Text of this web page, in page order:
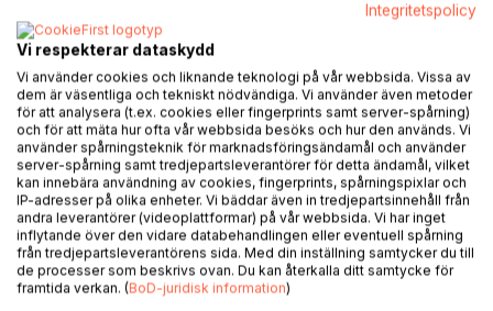
KARUSELL er og gjennomsyra av ein ellevill fantasi og
humor om oss menneskje på godt og vondt. Her finn du
ungkarsferie og bryllaup som går i knas, rike bobledamer
med problem med sjamanar og mykje anna galskap. Men
og om godhug mellom folk og naturen.
KARUSELL tek deg og med til mørkaste sidene ved
menneskja som terror og krig i dag; som Russlands
pågåande krig mot Ukraina. Men du finn samhald og lys i
diktet, skrive etter Utøya i 2011. Vi sit alle på ein karusell i
livet av lys og mørker, alt omskifteleg som årstidene.
FÖRFATTARE
Integritetspolicy
Vi respekterar dataskydd
Vi använder cookies och liknande teknologi på vår webbsida. Vissa av
dem är väsentliga och tekniskt nödvändiga. Vi använder även metoder
för att analysera (t.ex. cookies eller fingerprints samt server-spårning)
och för att mäta hur ofta vår webbsida besöks och hur den används. Vi
använder spårningsteknik för marknadsföringsändamål och använder
server-spårning samt tredjepartsleverantörer för detta ändamål, vilket
kan innebära användning av cookies, fingerprints, spårningspixlar och
IP-adresser på olika enheter. Vi bäddar även in tredjepartsinnehåll från
andra leverantörer (videoplattformar) på vår webbsida. Vi har inget
inflytande över den vidare databehandlingen eller eventuell spårning
från tredjepartsleverantörens sida. Med din inställning samtycker du till
de processer som beskrivs ovan. Du kan återkalla ditt samtycke för
framtida verkan. (BoD-juridisk information)